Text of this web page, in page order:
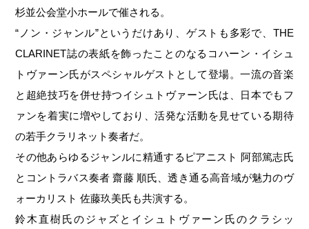
杉並公会堂小ホールで催される。
“ノン・ジャンル”というだけあり、ゲストも多彩で、THE
CLARINET誌の表紙を飾ったことのなるコハーン・イシュ
トヴァーン氏がスペシャルゲストとして登場。一流の音楽
と超絶技巧を併せ持つイシュトヴァーン氏は、日本でもフ
ァンを着実に増やしており、活発な活動を見せている期待
の若手クラリネット奏者だ。
その他あらゆるジャンルに精通するピアニスト 阿部篤志氏
とコントラバス奏者 齋藤 順氏、透き通る高音域が魅力のヴ
ォーカリスト 佐藤玖美氏も共演する。
鈴木直樹氏のジャズとイシュトヴァーン氏のクラシッ